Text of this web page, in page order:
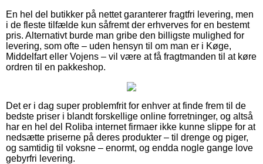
En hel del butikker på nettet garanterer fragtfri levering, men
i de fleste tilfælde kun såfremt der erhverves for en bestemt
pris. Alternativt burde man gribe den billigste mulighed for
levering, som ofte – uden hensyn til om man er i Køge,
Middelfart eller Vojens – vil være at få fragtmanden til at køre
ordren til en pakkeshop.
Det er i dag super problemfrit for enhver at finde frem til de
bedste priser i blandt forskellige online forretninger, og altså
har en hel del Roliba internet firmaer ikke kunne slippe for at
nedsætte priserne på deres produkter – til drenge og piger,
og samtidig til voksne – enormt, og endda nogle gange love
gebyrfri levering.